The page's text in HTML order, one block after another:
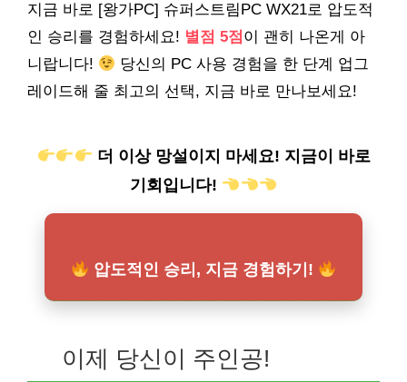
지금 바로 [왕가PC] 슈퍼스트림PC WX21로 압도적
인 승리를 경험하세요! 별점 5점 이 괜히 나온게 아
니랍니다!
당신의 PC 사용 경험을 한 단계 업그
레이드해 줄 최고의 선택, 지금 바로 만나보세요!
더 이상 망설이지 마세요! 지금이 바로
기회입니다!
압도적인 승리, 지금 경험하기!
이제 당신이 주인공!